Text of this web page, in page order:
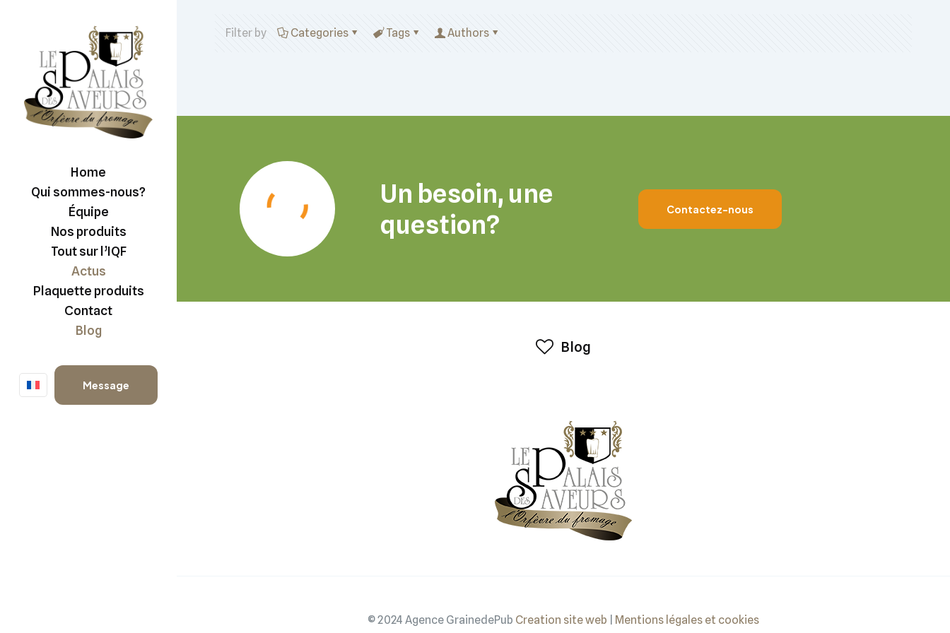
Home
Qui sommes-nous?
Équipe
Nos produits
Tout sur l’IQF
Actus
Plaquette produits
Contact
Blog
Message
Filter by Categories Tags Authors
Un besoin, une
question?
Contactez-nous
Blog
© 2024 Agence GrainedePub Creation site web Mentions légales et cookies